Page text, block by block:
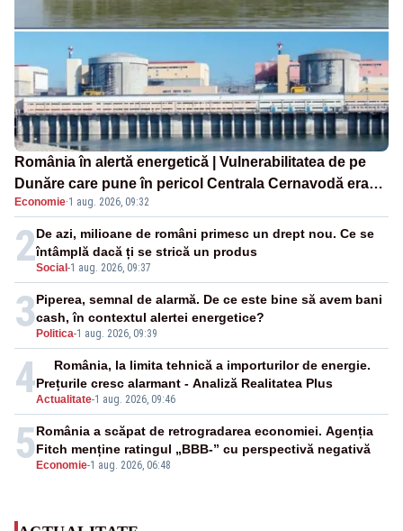
România în alertă energetică | Vulnerabilitatea de pe
Dunăre care pune în pericol Centrala Cernavodă era
cunoscută de pe vremea lui Ceaușescu
Economie·1 aug. 2026, 09:32
2Social -1 aug. 2026, 09:37
De azi, milioane de români primesc un drept nou. Ce se
întâmplă dacă ți se strică un produs
3 Politica-1 aug. 2026, 09:39
Piperea, semnal de alarmă. De ce este bine să avem bani
cash, în contextul alertei energetice?
4Actualitate-1 aug. 2026, 09:46
România, la limita tehnică a importurilor de energie.
Prețurile cresc alarmant - Analiză Realitatea Plus
5 Economie-1 aug. 2026, 06:48
România a scăpat de retrogradarea economiei. Agenția
Fitch menține ratingul „BBB-” cu perspectivă negativă